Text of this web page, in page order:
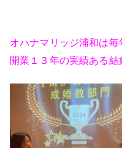
オハナマリッジ浦和は毎
開業１３年の実績ある結